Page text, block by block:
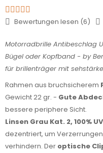
Bewertungen lesen (6)
Motorradbrille Antibeschlag
Bügel oder Kopfband - by
für brillenträger mit
Rahmen aus bruchsicherem
Gewicht 22 gr. - Gute
bessere periphere Sicht.
Linsen Grau Kat. 2, 100%
dezentriert, um
verhindern. Der optische